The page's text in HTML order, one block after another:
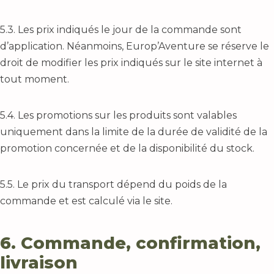
5.3. Les prix indiqués le jour de la commande sont
d’application. Néanmoins, Europ’Aventure se réserve le
droit de modifier les prix indiqués sur le site internet à
tout moment.
5.4. Les promotions sur les produits sont valables
uniquement dans la limite de la durée de validité de la
promotion concernée et de la disponibilité du stock.
5.5. Le prix du transport dépend du poids de la
commande et est calculé via le site.
6. Commande, confirmation,
livraison